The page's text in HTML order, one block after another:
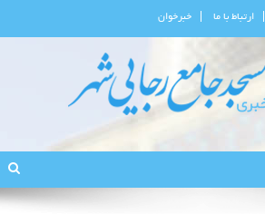
ارتباط با ما خبرخوان
مسجد جامع